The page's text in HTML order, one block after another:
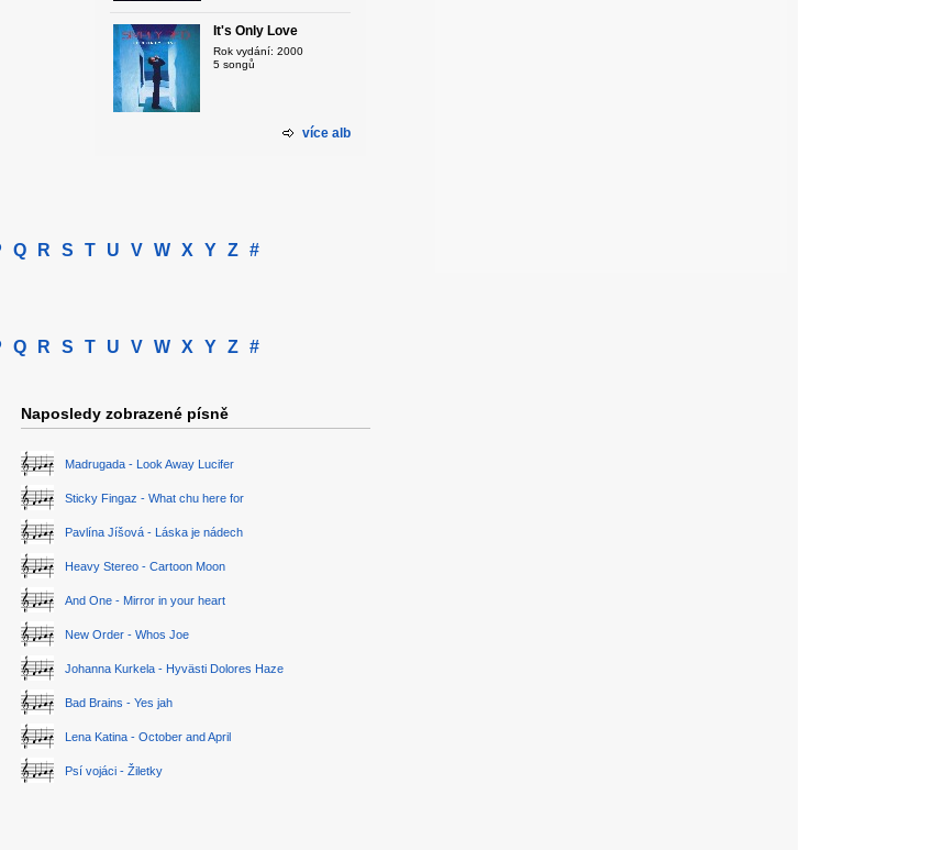
It's Only Love
Rok vydání: 2000
5 songů
více alb
Q R S T U V W X Y Z #
Q R S T U V W X Y Z #
Naposledy zobrazené písně
Madrugada - Look Away Lucifer
Sticky Fingaz - What chu here for
Pavlína Jíšová - Láska je nádech
Heavy Stereo - Cartoon Moon
And One - Mirror in your heart
New Order - Whos Joe
Johanna Kurkela - Hyvästi Dolores Haze
Bad Brains - Yes jah
Lena Katina - October and April
Psí vojáci - Žiletky